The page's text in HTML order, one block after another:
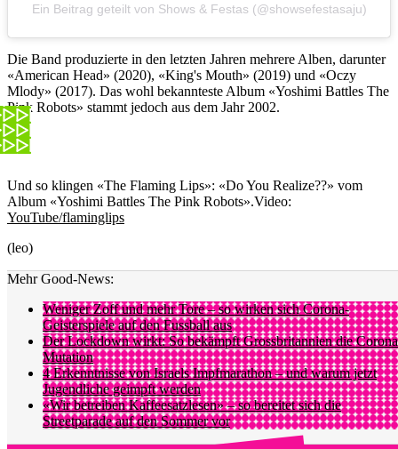
Ein Beitrag geteilt von Shows & Festas (@showsefestasaju)
Die Band produzierte in den letzten Jahren mehrere Alben, darunter
«American Head» (2020), «King's Mouth» (2019) und «Oczy
Mlody» (2017). Das wohl bekannteste Album «Yoshimi Battles The
Pink Robots» stammt jedoch aus dem Jahr 2002.
Und so klingen «The Flaming Lips»: «Do You Realize??» vom
Album «Yoshimi Battles The Pink Robots».Video:
YouTube/flaminglips
(leo)
Mehr Good-News:
Weniger Zoff und mehr Tore – so wirken sich Corona-
Geisterspiele auf den Fussball aus
Der Lockdown wirkt: So bekämpft Grossbritannien die
Mutation
4 Erkenntnisse von Israels Impfmarathon – und warum jetzt
Jugendliche geimpft werden
«Wir betreiben Kaffeesatzlesen» – so bereitet sich die
Streetparade auf den Sommer vor